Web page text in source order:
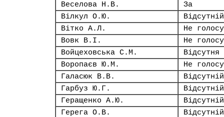
Веселова Н.В.
За
Вілкул О.Ю.
Відсутній
Вітко А.Л.
Не
Вовк В.І.
Не
Войцеховська С.М.
Відсутня
Воропаєв Ю.М.
Не
Галасюк В.В.
Відсутній
Гарбуз Ю.Г.
Відсутній
Геращенко А.Ю.
Відсутній
Герега О.В.
Відсутній